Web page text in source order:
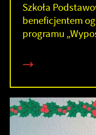
Szkoła
beneficjentem
programu